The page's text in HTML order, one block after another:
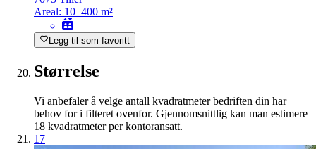
Areal: 10–400 m²
Legg til som favoritt
Størrelse
Vi anbefaler å velge antall kvadratmeter bedriften din har
behov for i filteret ovenfor. Gjennomsnittlig kan man estimere
18 kvadratmeter per kontoransatt.
17